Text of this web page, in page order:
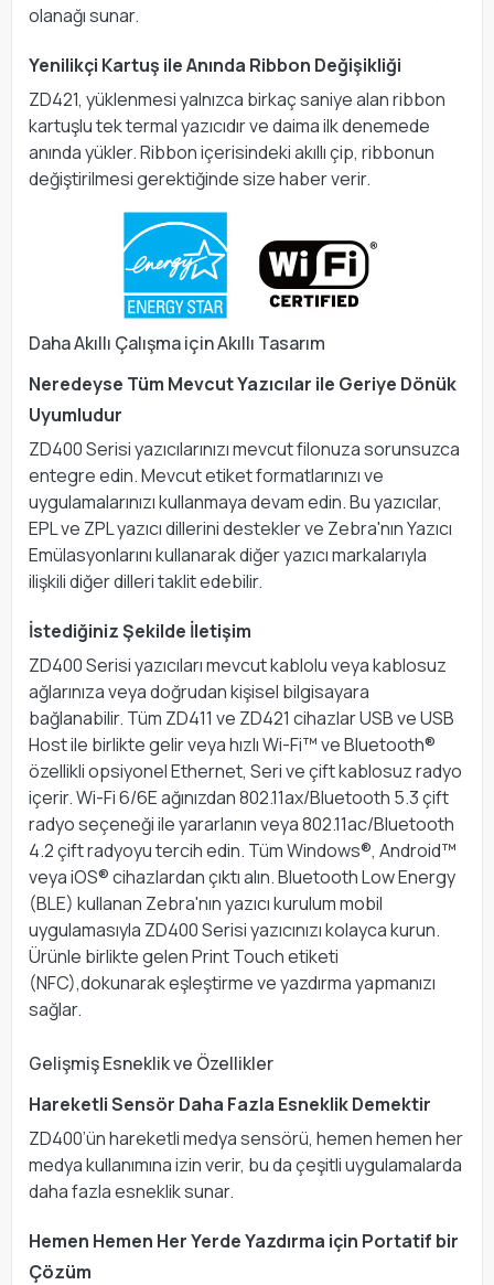
olanağı sunar.
Yenilikçi Kartuş ile Anında Ribbon Değişikliği
ZD421, yüklenmesi yalnızca birkaç saniye alan ribbon
kartuşlu tek termal yazıcıdır ve daima ilk denemede
anında yükler. Ribbon içerisindeki akıllı çip, ribbonun
değiştirilmesi gerektiğinde size haber verir.
Daha Akıllı Çalışma için Akıllı Tasarım
Neredeyse Tüm Mevcut Yazıcılar ile Geriye Dönük
Uyumludur
ZD400 Serisi yazıcılarınızı mevcut filonuza sorunsuzca
entegre edin. Mevcut etiket formatlarınızı ve
uygulamalarınızı kullanmaya devam edin. Bu yazıcılar,
EPL ve ZPL yazıcı dillerini destekler ve Zebra'nın Yazıcı
Emülasyonlarını kullanarak diğer yazıcı markalarıyla
ilişkili diğer dilleri taklit edebilir.
İstediğiniz Şekilde İletişim
ZD400 Serisi yazıcıları mevcut kablolu veya kablosuz
ağlarınıza veya doğrudan kişisel bilgisayara
bağlanabilir. Tüm ZD411 ve ZD421 cihazlar USB ve USB
Host ile birlikte gelir veya hızlı Wi-Fi™ ve Bluetooth®
özellikli opsiyonel Ethernet, Seri ve çift kablosuz radyo
içerir. Wi-Fi 6/6E ağınızdan 802.11ax/Bluetooth 5.3 çift
radyo seçeneği ile yararlanın veya 802.11ac/Bluetooth
4.2 çift radyoyu tercih edin. Tüm Windows®, Android™
veya iOS® cihazlardan çıktı alın. Bluetooth Low Energy
(BLE) kullanan Zebra'nın yazıcı kurulum mobil
uygulamasıyla ZD400 Serisi yazıcınızı kolayca kurun.
Ürünle birlikte gelen Print Touch etiketi
(NFC),dokunarak eşleştirme ve yazdırma yapmanızı
sağlar.
Gelişmiş Esneklik ve Özellikler
Hareketli Sensör Daha Fazla Esneklik Demektir
ZD400’ün hareketli medya sensörü, hemen hemen her
medya kullanımına izin verir, bu da çeşitli uygulamalarda
daha fazla esneklik sunar.
Hemen Hemen Her Yerde Yazdırma için Portatif bir
Çözüm